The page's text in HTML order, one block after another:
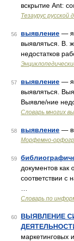
вскрытие Ant:
Тезаурус русской
56 выявление —
выявляться. В.
недостатков
57 выявление —
выявляться.
Выявле/ние
Словарь многих
58 выявление —
Морфемно-
59
документов как
соответствии
Словарь по
60
ВЫЯВЛЕНИЕ
маркетинговых